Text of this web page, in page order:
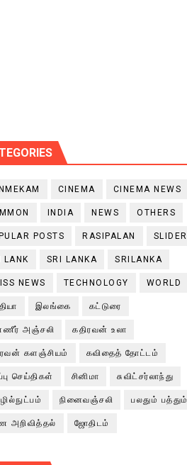
CINEMA CINEMA NEWS
INDIA NEWS OTHERS
POSTS RASIPALAN SLIDER
LANK SRI LANKA SRILANKA
NEWS TECHNOLOGY WORLD
இலங்கை கட்டுரை
அஞ்சலி கதிரவன் உலா
களஞ்சியம் கவிதைத் தோட்டம்
செய்திகள் சினிமா சுவிட்சர்லாந்து
நினைவஞ்சலி பலதும் பத்தும்
அறிவித்தல் ஜோதிடம்